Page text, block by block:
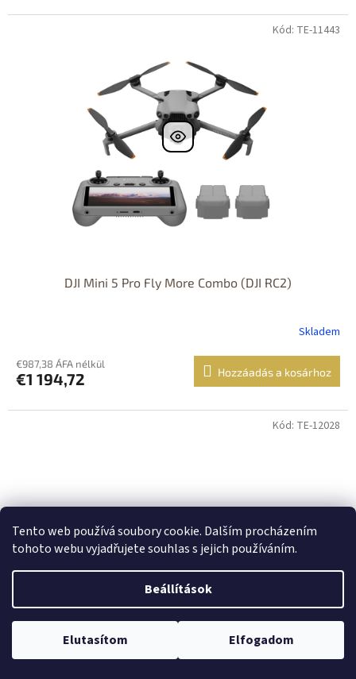
Tento web používá soubory cookie. Dalším procházením
tohoto webu vyjadřujete souhlas s jejich používáním.
Beállítások
Elutasítom Elfogadom
DJI Mini 5 Pro Fly More Combo (DJI RC2)
Skladem
€987,38 ÁFA nélkül
€1 194,72 Hozzáadás a kosárhoz
Kód: TE-11443
Kód: TE-12028